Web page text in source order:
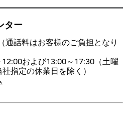
ター
通話料はお客様のご負担となり
および13:00～17:30（土曜
指定の休業日を除く）